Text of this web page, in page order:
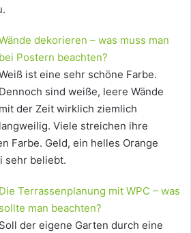
dekorieren – was muss man
bei Postern beachten?
ist eine sehr schöne Farbe.
Dennoch sind weiße, leere Wände
mit der Zeit wirklich ziemlich
langweilig. Viele streichen ihre
Farbe. Geld, ein helles Orange
sehr beliebt.
Die Terrassenplanung mit WPC – was
sollte man beachten?
Soll der eigene Garten durch eine